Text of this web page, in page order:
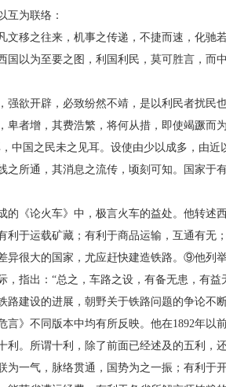
互为联络：
文移之往来，机事之传递，不捷而速，化
国以为至要之图，利国利民，莫可胜言，而
强欲开辟，必致纷然不靖，是以利民者扰民
卑者增，其费浩繁，将何从措，即使竭蹶而
中国之民未之见耳。设使由少以成多，由
之所通，其消息之流传，顷刻可知。国家于
的《论火车》中，极言火车的益处。他转述
利于运载矿藏；有利于商品运输，互通有无
异很大的国家，尤应赶快建造铁路。⑨他列
，指出：“总之，车路之设，有备无患，有
路建设的进展，朝野关于铁路问题的争论不
言》不同版本中均有所反映。他在1892年以
利。所谓十利，除了前面已经述及的五利，
为一气，脉络贯通，国势为之一振；有利于